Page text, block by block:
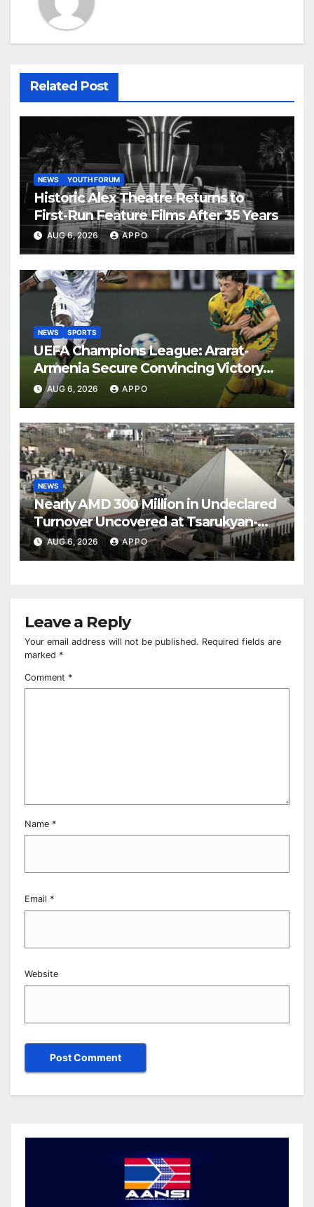
Related Post
NEWS YOUTH FORUM
Historic Alex Theatre Returns to
First-Run Feature Films After 35 Years
AUG 6, 2026 APPO
NEWS SPORTS
UEFA Champions League: Ararat-
Armenia Secure Convincing Victory
Over Shamrock Rovers 2-0
AUG 6, 2026 APPO
NEWS
Nearly AMD 300 Million in Undeclared
Turnover Uncovered at Tsarukyan-
Owned Entertainment Center
AUG 6, 2026 APPO
Leave a Reply
Your email address will not be published. Required fields are
marked *
Comment *
Name *
Email *
Website